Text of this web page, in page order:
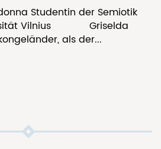
Studentin der Semiotik
Vilnius Griselda
als der...